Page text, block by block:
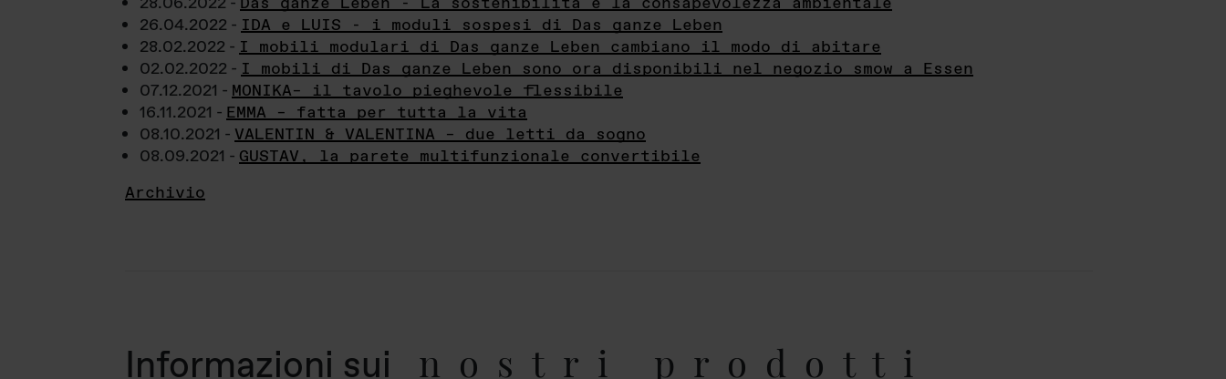
26.04.2022 - IDA e LUIS - i moduli sospesi di Das ganze Leben
28.02.2022 - I mobili modulari di Das ganze Leben cambiano il modo di abitare
02.02.2022 - I mobili di Das ganze Leben sono ora disponibili nel negozio smow a Essen
07.12.2021 - MONIKA– il tavolo pieghevole flessibile
16.11.2021 - EMMA – fatta per tutta la vita
08.10.2021 - VALENTIN & VALENTINA – due letti da sogno
08.09.2021 - GUSTAV, la parete multifunzionale convertibile
Archivio
Informazioni sui nostri prodotti